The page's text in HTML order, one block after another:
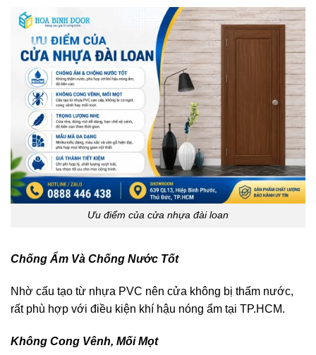
Ưu điểm của cửa nhựa đài loan
Chống Ẩm Và Chống Nước Tốt
Nhờ cấu tạo từ nhựa PVC nên cửa không bị thấm nước,
rất phù hợp với điều kiện khí hậu nóng ẩm tại TP.HCM.
Không Cong Vênh, Mối Mọt